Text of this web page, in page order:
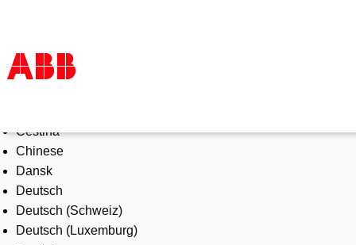
Products & Solutions
Industries
Services
About us
Where to buy
Contact us
Čeština
Chinese
Dansk
Deutsch
Deutsch (Schweiz)
Deutsch (Luxemburg)